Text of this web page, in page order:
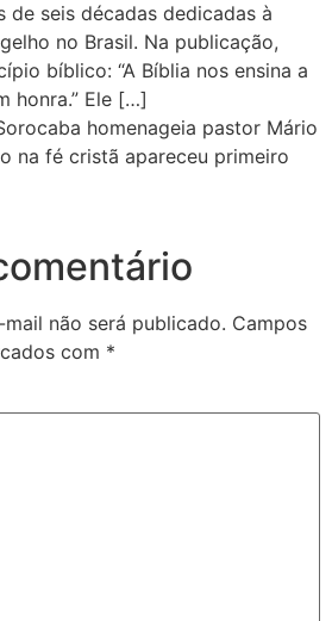
de seis décadas dedicadas à
no Brasil. Na publicação,
bíblico: “A Bíblia nos ensina a
honra.” Ele […]
homenageia pastor Mário
na fé cristã apareceu primeiro
não será publicado. Campos
com *